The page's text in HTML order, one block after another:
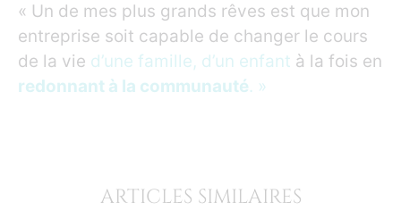
« Un de mes plus grands rêves est que mon
entreprise soit capable de changer le cours
de la vie d’une famille, d’un enfant à la fois en
redonnant à la communauté. »
ARTICLES SIMILAIRES